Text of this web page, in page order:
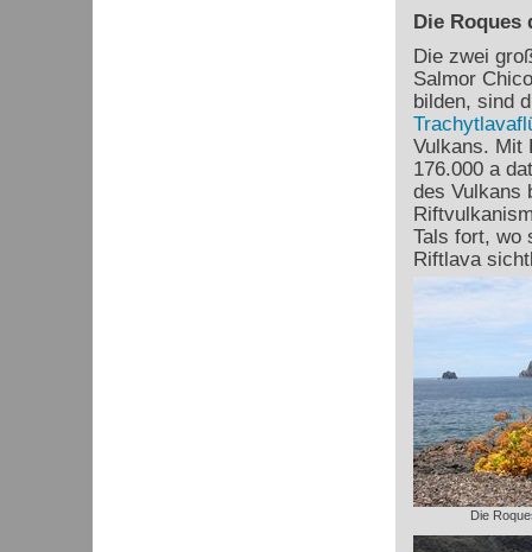
Die Roques
Die zwei
Salmor
bilden, sind
Vulkans. Mit
176.000 a
des Vulkans
Tals fort, wo
Riftlava
Die